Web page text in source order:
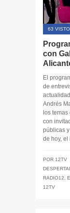
63 VISTO
con
El
de
Andrés
los
con
públicas
de hoy,
POR 12TV
RADIO12
12TV